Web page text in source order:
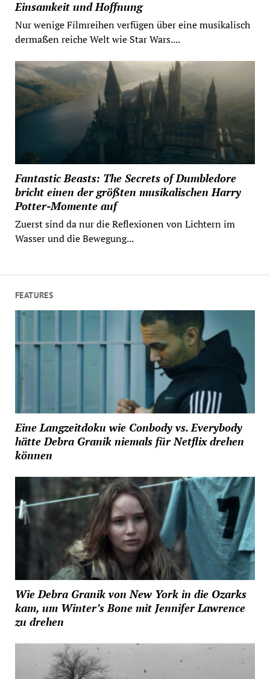
Einsamkeit und Hoffnung
Nur wenige Filmreihen verfügen über eine musikalisch
dermaßen reiche Welt wie Star Wars....
Fantastic Beasts: The Secrets of Dumbledore
bricht einen der größten musikalischen Harry
Potter-Momente auf
Zuerst sind da nur die Reflexionen von Lichtern im
Wasser und die Bewegung...
FEATURES
Eine Langzeitdoku wie Conbody vs. Everybody
hätte Debra Granik niemals für Netflix drehen
können
Wie Debra Granik von New York in die Ozarks
kam, um Winter’s Bone mit Jennifer Lawrence
zu drehen